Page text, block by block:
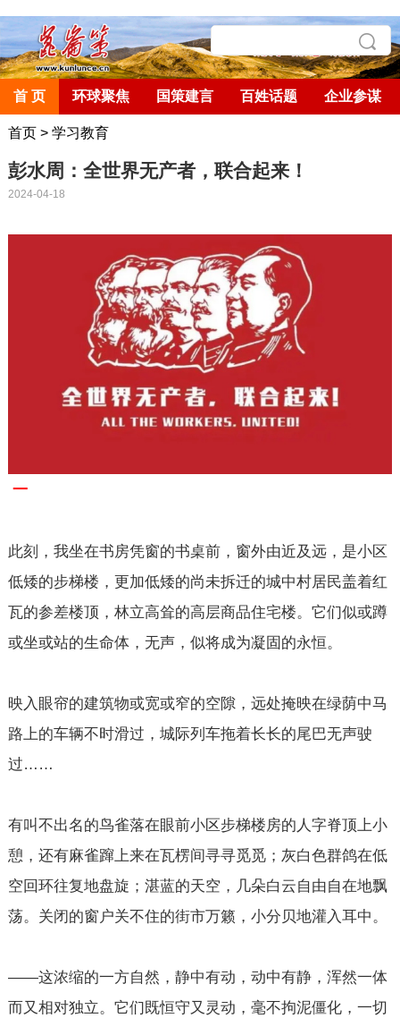
首 页 环球聚焦 国策建言 百姓话题 企业参谋
首页> 学习教育
彭水周：全世界无产者，联合起来！
2024-04-18
一
此刻，我坐在书房凭窗的书桌前，窗外由近及远，是小区
低矮的步梯楼，更加低矮的尚未拆迁的城中村居民盖着红
瓦的参差楼顶，林立高耸的高层商品住宅楼。它们似或蹲
或坐或站的生命体，无声，似将成为凝固的永恒。
映入眼帘的建筑物或宽或窄的空隙，远处掩映在绿荫中马
路上的车辆不时滑过，城际列车拖着长长的尾巴无声驶
过……
有叫不出名的鸟雀落在眼前小区步梯楼房的人字脊顶上小
憩，还有麻雀蹿上来在瓦楞间寻寻觅觅；灰白色群鸽在低
空回环往复地盘旋；湛蓝的天空，几朵白云自由自在地飘
荡。关闭的窗户关不住的街市万籁，小分贝地灌入耳中。
——这浓缩的一方自然，静中有动，动中有静，浑然一体
而又相对独立。它们既恒守又灵动，毫不拘泥僵化，一切